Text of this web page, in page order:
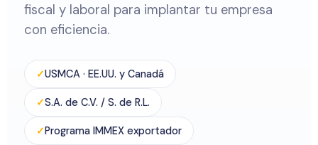
fiscal y laboral para implantar tu empresa
con eficiencia.
USMCA · EE.UU. y Canadá
S.A. de C.V. / S. de R.L.
Programa IMMEX exportador